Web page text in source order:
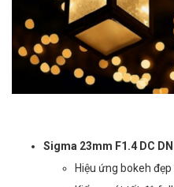
Sigma 23mm F1.4 DC
Hiệu ứng bokeh